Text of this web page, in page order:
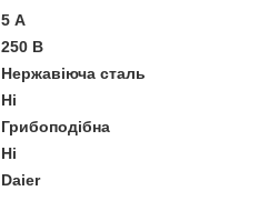
5 А
250 В
Нержавіюча сталь
Ні
Грибоподібна
Ні
Daier